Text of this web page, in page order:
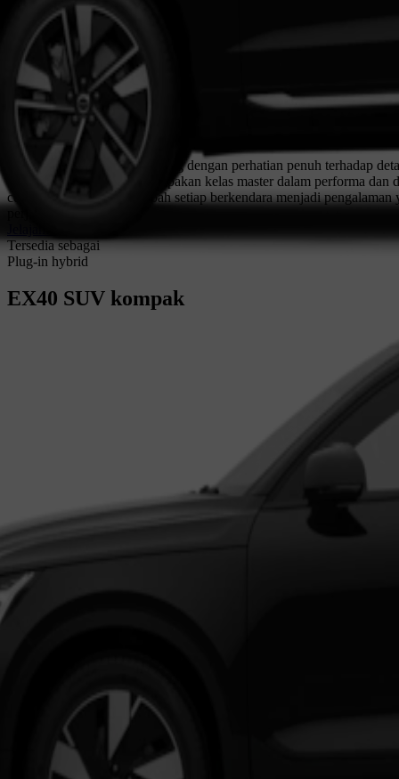
SUV medium cerdas dirancang dengan perhatian penuh terhadap
menengah cerdas yang merupakan kelas master dalam performa
cerdas, kamera ini mengubah setiap berkendara menjadi
Tersedia sebagai
Plug-in hybrid
EX40 SUV kompak